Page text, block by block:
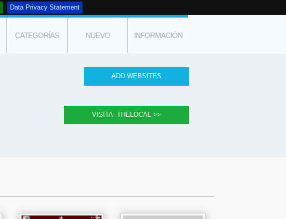
Data Privacy Statement
CATEGORÍAS NUEVO INFORMACIÓN